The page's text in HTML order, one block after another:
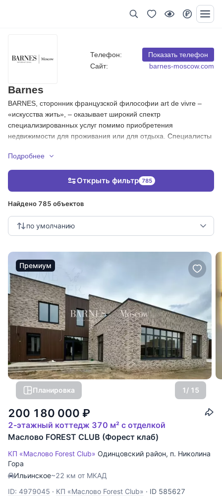
Телефон:
Показать телефон
Сайт:
barnes-moscow.com
Barnes
BARNES, сторонник французской философии art de vivre –
«искусства жить», – оказывает широкий спектр
специализированных услуг помимо приобретения
недвижимости для проживания или для отдыха. Специалисты
виноградникам, а также обеспечат поддержку в приобретении
охотничьих угодий, конных заводов и в аренде виллы, яхты
мира (Париж, Брюссель, Женева, Лондон, Нью-Йорк, Мадрид,
Барселона, Лиссабон, Лос-Анджелес, Будапешт, Афины,
Майами), а также во многих городах Франции (Бордо, Лион,
туристических направлениях (Довиль, Биарриц, Сен-Жан-де-
Люз, Иль-де-Ре, бухта Аркашон, Канны, Сен-Тропе, Санари,
Корсика, Мерибель, Межев, Шамони, Марракеш, Маврикий,
Самуй, Порто-Черво, Гштад, Bербье и Лугано), а недавно
компания открыла новый тип клубного пространства,
концептуальный магазин BARNES, предлагающий
посетителям окунуться в атмосферу французского «искусства
жить».
Помимо консультации по недвижимости, BARNES
предоставляет для своих клиентов разнообразные
предложения – от яхтинга до винодельческих хозяйств и
произведений искусства.
Подробнее
Найдено 785 объектов
по умолчанию
Открыть фильтр 785
Премиум
Планировка 1/ 15
200 180 000 ₽
2-этажный коттедж 370 м² с отделкой
Маслово FOREST CLUB (Форест клаб)
КП «Маслово Forest Club» Одинцовский район, п. Николина
Гора
Ильинское~22 км от МКАД
ID: 4979045 · КП «Маслово Forest Club» · ID 585627